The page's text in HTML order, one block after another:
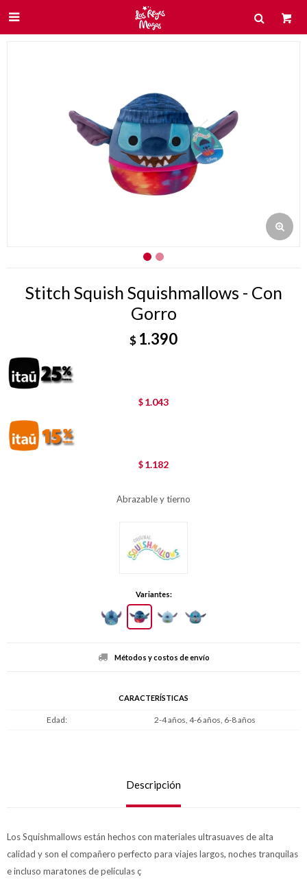

Stitch Squish Squishmallows - Con
Gorro
$ 1.390
$ 1.043
$ 1.182
Abrazable y tierno
Variantes:
Métodos y costos de envío
CARACTERÍSTICAS
Edad 2-4 años, 4-6 años, 6-8 años
Descripción
Los Squishmallows están hechos con materiales ultrasuaves de alta
calidad y son el compañero perfecto para viajes largos, noches tranquilas
e incluso maratones de películas ç